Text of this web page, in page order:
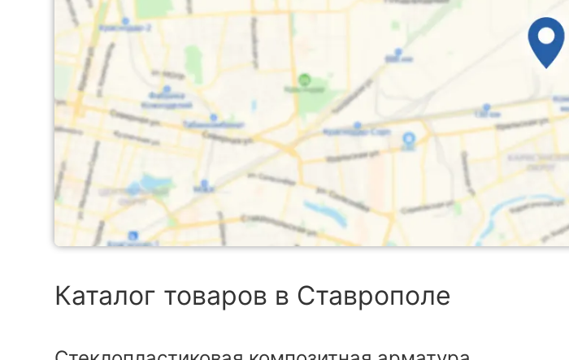
Каталог товаров в Ставрополе